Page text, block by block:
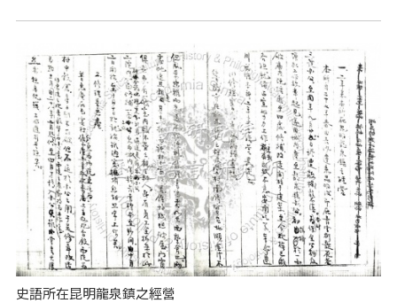
史語所在昆明龍泉鎮之經營